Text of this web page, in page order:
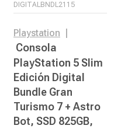
DIGITALBNDL2115
Playstation
Consola
PlayStation 5 Slim
Edición Digital
Bundle Gran
Turismo 7 + Astro
Bot, SSD 825GB,